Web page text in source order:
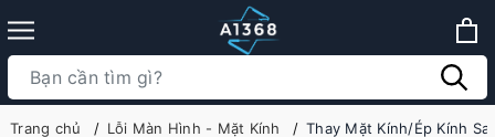
Trang chủ Lỗi Màn Hình - Mặt Kính Thay Mặt Kính/Ép Kính